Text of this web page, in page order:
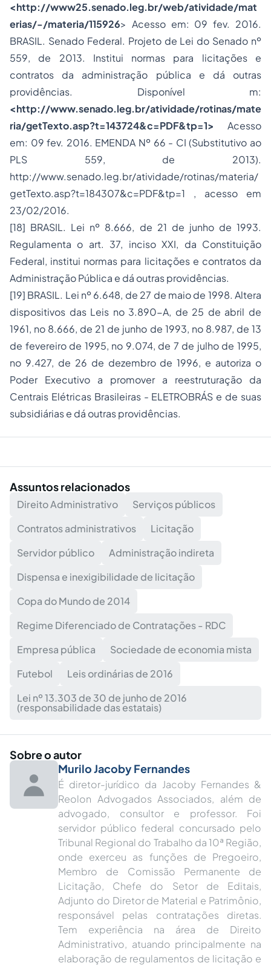
<http://www25.senado.leg.br/web/atividade/mat
erias/-/materia/115926> Acesso em: 09 fev. 2016.
BRASIL. Senado Federal. Projeto de Lei do Senado nº
559, de 2013. Institui normas para licitações e
contratos da administração pública e dá outras
providências. Disponível m:
<http://www.senado.leg.br/atividade/rotinas/mate
ria/getTexto.asp?t=143724&c=PDF&tp=1> Acesso
em: 09 fev. 2016. EMENDA Nº 66 - CI (Substitutivo ao
PLS 559, de 2013).
http://www.senado.leg.br/atividade/rotinas/materia/
getTexto.asp?t=184307&c=PDF&tp=1 , acesso em
23/02/2016.
[18] BRASIL. Lei nº 8.666, de 21 de junho de 1993.
Regulamenta o art. 37, inciso XXI, da Constituição
Federal, institui normas para licitações e contratos da
Administração Pública e dá outras providências.
[19] BRASIL. Lei nº 6.648, de 27 de maio de 1998. Altera
dispositivos das Leis no 3.890-A, de 25 de abril de
1961, no 8.666, de 21 de junho de 1993, no 8.987, de 13
de fevereiro de 1995, no 9.074, de 7 de julho de 1995,
no 9.427, de 26 de dezembro de 1996, e autoriza o
Poder Executivo a promover a reestruturação da
Centrais Elétricas Brasileiras - ELETROBRÁS e de suas
subsidiárias e dá outras providências.
Assuntos relacionados
Direito Administrativo
Serviços públicos
Contratos administrativos
Licitação
Servidor público
Administração indireta
Dispensa e inexigibilidade de licitação
Copa do Mundo de 2014
Regime Diferenciado de Contratações - RDC
Empresa pública
Sociedade de economia mista
Futebol
Leis ordinárias de 2016
Lei nº 13.303 de 30 de junho de 2016
(responsabilidade das estatais)
Sobre o autor
Murilo Jacoby Fernandes
É diretor-jurídico da Jacoby Fernandes &
Reolon Advogados Associados, além de
advogado, consultor e professor. Foi
servidor público federal concursado pelo
Tribunal Regional do Trabalho da 10ª Região,
onde exerceu as funções de Pregoeiro,
Membro de Comissão Permanente de
Licitação, Chefe do Setor de Editais,
Adjunto do Diretor de Material e Patrimônio,
responsável pelas contratações diretas.
Tem experiência na área de Direito
Administrativo, atuando principalmente na
elaboração de regulamentos de licitação e